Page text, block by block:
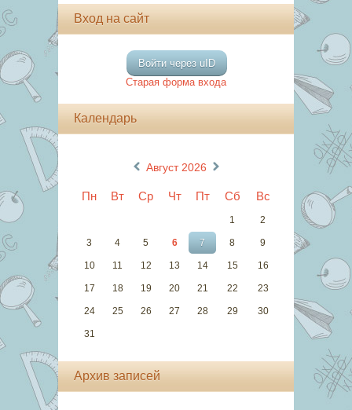
Вход на сайт
Войти через uID
Старая форма входа
Календарь
« Август 2026 »
Пн Вт Ср Чт Пт Сб Вс
1 2
3 4 5 6 7 8 9
10 11 12 13 14 15 16
17 18 19 20 21 22 23
24 25 26 27 28 29 30
31
Архив записей